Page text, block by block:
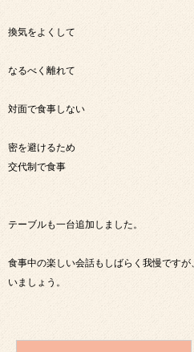
換気をよくして
なるべく離れて
対面で食事しない
密を避けるため
交代制で食事
テーブルも一台追加しました。
食事中の楽しい会話もしばらく我慢です
いましょう。